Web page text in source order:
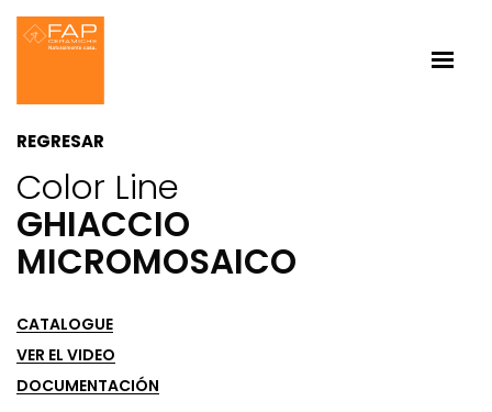
REGRESAR
Color Line
GHIACCIO
MICROMOSAICO
CATALOGUE
VER EL VIDEO
DOCUMENTACIÓN